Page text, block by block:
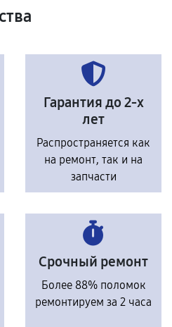
Гарантия до 2-х
лет
Распространяется как
на ремонт, так и на
запчасти
Срочный ремонт
Более 88% поломок
ремонтируем за 2 часа